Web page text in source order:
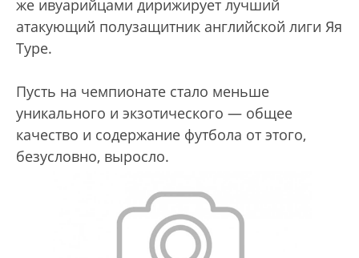
же ивуарийцами дирижирует лучший
атакующий полузащитник английской лиги Яя
Туре.
Пусть на чемпионате стало меньше
уникального и экзотического — общее
качество и содержание футбола от этого,
безусловно, выросло.